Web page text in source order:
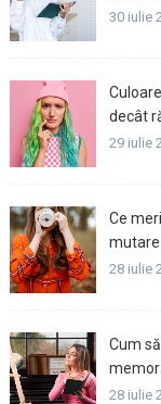
30 iulie
decât
29 iulie
Ce
mutare
28 iulie
Cum
28 iulie